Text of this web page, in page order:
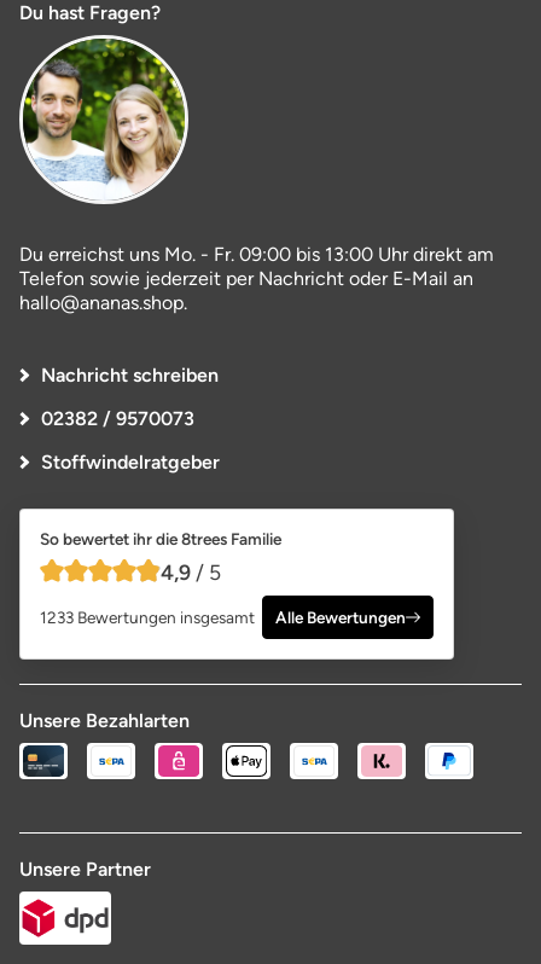
Du hast Fragen?
Du erreichst uns Mo. - Fr. 09:00 bis 13:00 Uhr direkt am
Telefon sowie jederzeit per Nachricht oder E-Mail an
hallo@ananas.shop.
Nachricht schreiben
02382 / 9570073
Stoffwindelratgeber
So bewertet ihr die 8trees Familie
4,9 von 5 Sternen
4,9 / 5
1233 Bewertungen insgesamt Alle Bewertungen
Unsere Bezahlarten
Unsere Partner